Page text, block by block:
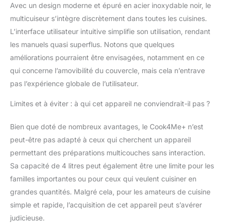
d'utilisation (français
non garanti)
Avec un design moderne et épuré en acier inoxydable noir, le
multicuiseur s’intègre discrètement dans toutes les cuisines.
L’interface utilisateur intuitive simplifie son utilisation, rendant
les manuels quasi superflus. Notons que quelques
améliorations pourraient être envisagées, notamment en ce
qui concerne l’amovibilité du couvercle, mais cela n’entrave
pas l’expérience globale de l’utilisateur.
Limites et à éviter : à qui cet appareil ne conviendrait-il pas ?
Bien que doté de nombreux avantages, le Cook4Me+ n’est
peut-être pas adapté à ceux qui cherchent un appareil
permettant des préparations multicouches sans interaction.
Sa capacité de 4 litres peut également être une limite pour les
familles importantes ou pour ceux qui veulent cuisiner en
grandes quantités. Malgré cela, pour les amateurs de cuisine
simple et rapide, l’acquisition de cet appareil peut s’avérer
judicieuse.